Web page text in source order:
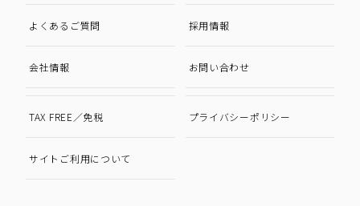
よくあるご質問 採用情報
会社情報 お問い合わせ
TAX FREE／免税 プライバシーポリシー
サイトご利用について